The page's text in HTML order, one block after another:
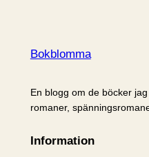
Bokblomma
En blogg om de böcker
romaner,
Information